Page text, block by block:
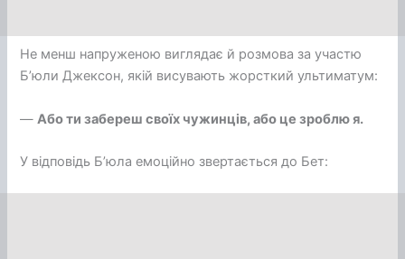
Не менш напруженою виглядає й розмова за участю
Б’юли Джексон, якій висувають жорсткий ультиматум:
— Або ти забереш своїх чужинців, або це зроблю я.
У відповідь Б’юла емоційно звертається до Бет: